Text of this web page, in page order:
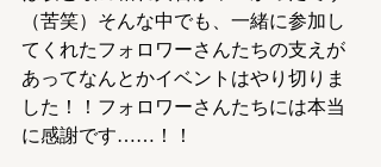
（苦笑）そんな中でも、一緒に参加し
てくれたフォロワーさんたちの支えが
あってなんとかイベントはやり切りま
した！！フォロワーさんたちには本当
に感謝です……！！